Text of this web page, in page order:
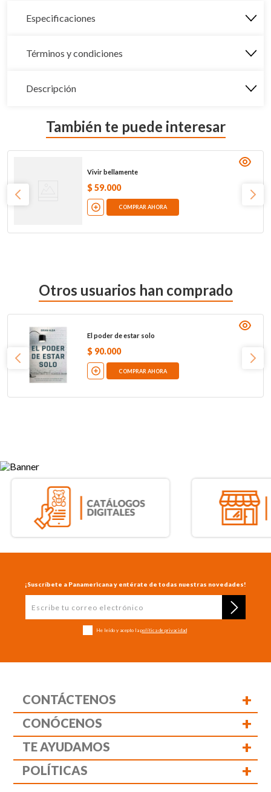
Especificaciones
Términos y condiciones
Descripción
También te puede interesar
Vivir bellamente
$ 59.000
COMPRAR AHORA
Otros usuarios han comprado
El poder de estar solo
$ 90.000
COMPRAR AHORA
¡Suscríbete a Panamericana y entérate de todas nuestras novedades!
He leído y acepto la política de privacidad
CONTÁCTENOS +
CONÓCENOS +
TE AYUDAMOS +
POLÍTICAS +